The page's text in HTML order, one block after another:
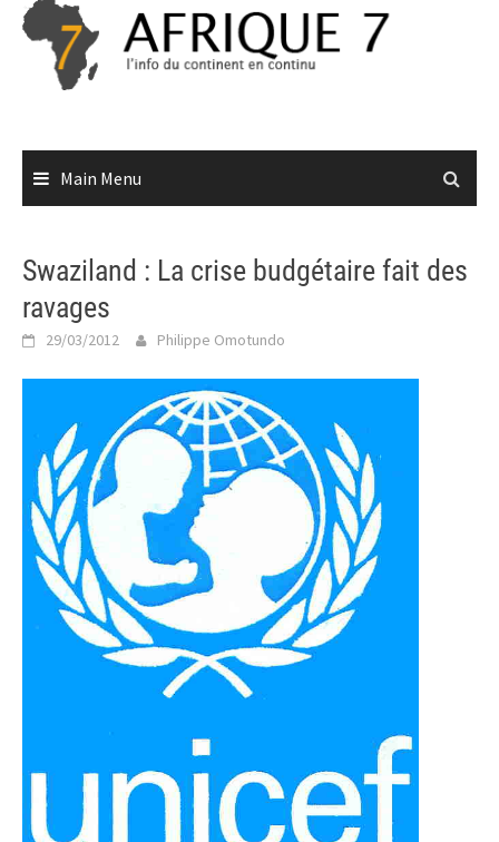
Skip
content
Main Menu
Swaziland : La crise budgétaire fait des
ravages
29/03/2012 Philippe Omotundo